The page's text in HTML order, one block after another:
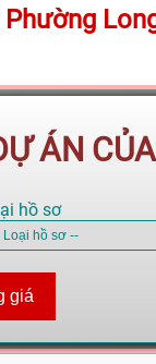
ÁN
hồ sơ
giá